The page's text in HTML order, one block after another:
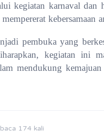
kegiatan karnaval
kebersamaan
pembuka yang
kegiatan ini
mendukung
174 kali